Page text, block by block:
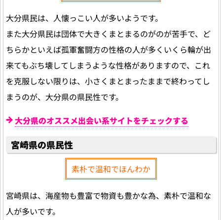
大分県民は、人懐っこい人が多いようです。
また大分県民は団体で大きくまとまるのがのが苦手で、ど
ちらかといえば孤軍奮闘方の性格の人が多くいくら輪が出
来てもぶち壊してしまうような性格がありますので、これ
を克服しない限りは、小さくまとまったままで終わってし
まうのが、大分県の県民性です。
大分県のオススメ出会い系サイトをチェックする
宮崎県の県民性
素朴で温和でほんわか
宮崎県は、海産物も豊富で物資も豊かな為、素朴で温和な
人が多いです。